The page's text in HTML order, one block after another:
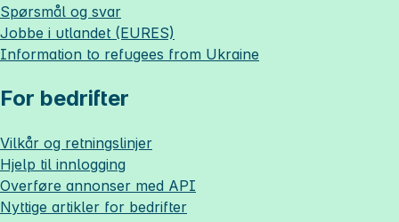
Spørsmål og svar
Jobbe i utlandet (EURES)
Information to refugees from Ukraine
For bedrifter
Vilkår og retningslinjer
Hjelp til innlogging
Overføre annonser med API
Nyttige artikler for bedrifter